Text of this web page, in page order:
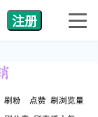
注册